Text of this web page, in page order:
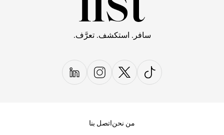
سافر. استكشف. تعرَّف.
من نحن اتصل بنا